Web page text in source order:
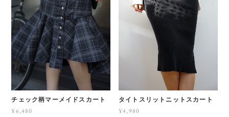
チェック柄マーメイドスカート
¥6,480
タイトスリットニットスカート
¥4,980